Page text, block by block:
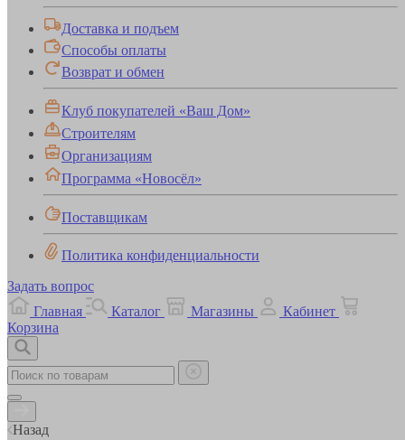
Доставка и подъем
Способы оплаты
Возврат и обмен
Клуб покупателей «Ваш Дом»
Строителям
Организациям
Программа «Новосёл»
Поставщикам
Политика конфиденциальности
Задать вопрос
Главная
Каталог Магазины
Кабинет
Корзина
Назад